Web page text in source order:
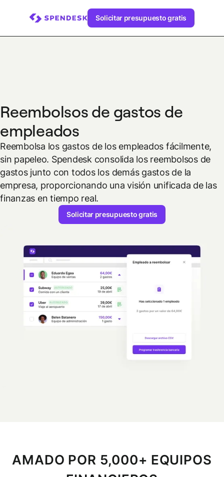
Solicitar presupuesto gratis
Reembolsos de gastos de
empleados
Reembolsa los gastos de los empleados fácilmente,
sin papeleo. Spendesk consolida los reembolsos de
gastos junto con todos los demás gastos de la
empresa, proporcionando una visión unificada de las
finanzas en tiempo real.
Solicitar presupuesto gratis
AMADO POR 5,000+ EQUIPOS